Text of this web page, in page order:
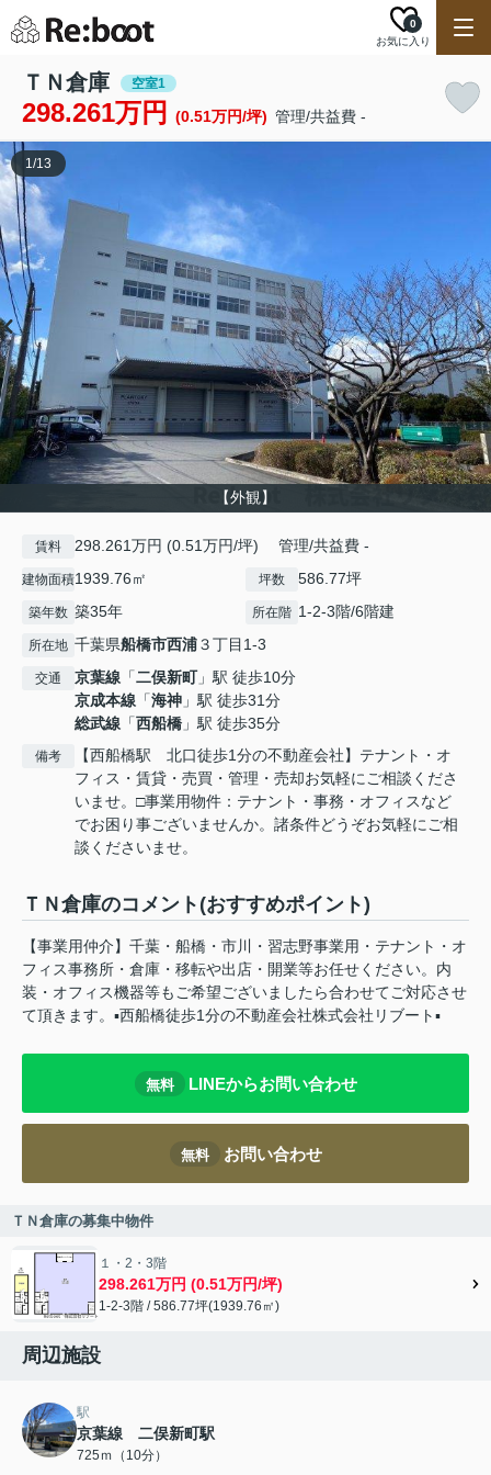
お気に入り
0
ＴＮ倉庫 空室1
298.261万円 (0.51万円/坪) 管理/共益費 -
【外観】
1/13
賃料 298.261万円 (0.51万円/坪) 管理/共益費 -
建物面積1939.76㎡ 坪数 586.77坪
築年数 築35年 所在階 1-2-3階/6階建
所在地 千葉県船橋市西浦３丁目1-3
交通 京葉線 「二俣新町」駅 徒歩10分
京成本線 「海神 」駅 徒歩31分
総武線 「西船橋 」駅 徒歩35分
備考
【西船橋駅 北口徒歩1分の不動産会社】テナント・オ
フィス・賃貸・売買・管理・売却お気軽にご相談くださ
いませ。□事業用物件：テナント・事務・オフィスなど
でお困り事ございませんか。諸条件どうぞお気軽にご相
談くださいませ。
ＴＮ倉庫のコメント(おすすめポイント)
【事業用仲介】千葉・船橋・市川・習志野事業用・テナント・オ
フィス事務所・倉庫・移転や出店・開業等お任せください。内
装・オフィス機器等もご希望ございましたら合わせてご対応させ
て頂きます。▪️西船橋徒歩1分の不動産会社株式会社リブート▪️
無料 LINEからお問い合わせ
無料 お問い合わせ
ＴＮ倉庫の募集中物件
１・2・3階
298.261万円 (0.51万円/坪)
1-2-3階 / 586.77坪(1939.76㎡)
周辺施設
駅
京葉線 二俣新町駅
725ｍ（10分）